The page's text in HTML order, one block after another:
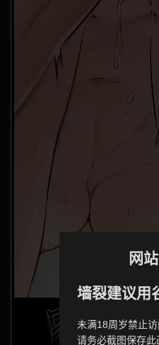
网
墙裂建议用
未满18周岁禁止访
请务必截图保存此